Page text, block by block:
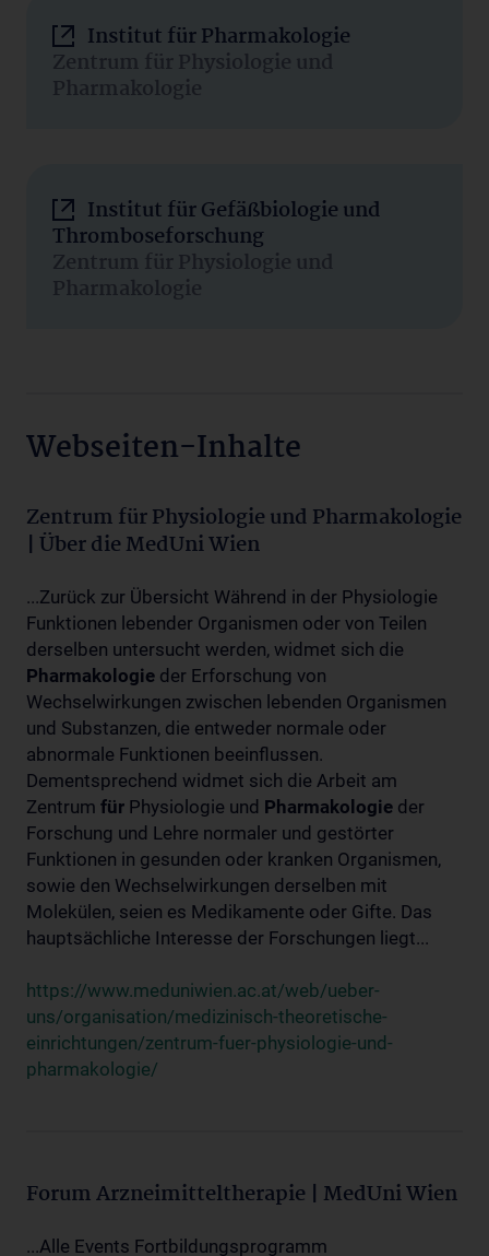
Institut für Pharmakologie
Zentrum für Physiologie und
Pharmakologie
Institut für Gefäßbiologie und
Thromboseforschung
Zentrum für Physiologie und
Pharmakologie
Webseiten-Inhalte
Zentrum für Physiologie und Pharmakologie
| Über die MedUni Wien
...Zurück zur Übersicht Während in der Physiologie
Funktionen lebender Organismen oder von Teilen
derselben untersucht werden, widmet sich die
Pharmakologie der Erforschung von
Wechselwirkungen zwischen lebenden Organismen
und Substanzen, die entweder normale oder
abnormale Funktionen beeinflussen.
Dementsprechend widmet sich die Arbeit am
Zentrum für Physiologie und Pharmakologie der
Forschung und Lehre normaler und gestörter
Funktionen in gesunden oder kranken Organismen,
sowie den Wechselwirkungen derselben mit
Molekülen, seien es Medikamente oder Gifte. Das
hauptsächliche Interesse der Forschungen liegt...
https://www.meduniwien.ac.at/web/ueber-
uns/organisation/medizinisch-theoretische-
einrichtungen/zentrum-fuer-physiologie-und-
pharmakologie/
Forum Arzneimitteltherapie | MedUni Wien
...Alle Events Fortbildungsprogramm